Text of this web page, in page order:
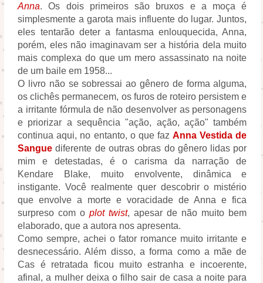
Anna. Os dois primeiros são bruxos e a moça é
simplesmente a garota mais influente do lugar. Juntos,
eles tentarão deter a fantasma enlouquecida, Anna,
porém, eles não imaginavam ser a história dela muito
mais complexa do que um mero assassinato na noite
de um baile em 1958...
O livro não se sobressai ao gênero de forma alguma,
os clichês permanecem, os furos de roteiro persistem e
a irritante fórmula de não desenvolver as personagens
e priorizar a sequência "ação, ação, ação" também
continua aqui, no entanto, o que fazAnna Vestida de
Sangue diferente de outras obras do gênero lidas por
mim e detestadas, é o carisma da narração de
Kendare Blake, muito envolvente, dinâmica e
instigante. Você realmente quer descobrir o mistério
que envolve a morte e voracidade de Anna e fica
surpreso com oplot twist, apesar de não muito bem
elaborado, que a autora nos apresenta.
Como sempre, achei o fator romance muito irritante e
desnecessário. Além disso, a forma como a mãe de
Cas é retratada ficou muito estranha e incoerente,
afinal, a mulher deixa o filho sair de casa a noite para